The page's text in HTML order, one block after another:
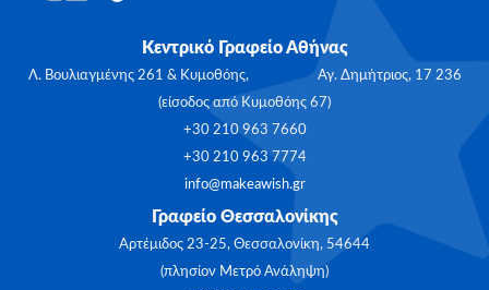
Κεντρικό Γραφείο Αθήνας
Λ. Βουλιαγμένης 261 & Κυμοθόης, Αγ. Δημήτριος, 17 236
(είσοδος από Κυμοθόης 67)
+30 210 963 7660
+30 210 963 7774
info@makeawish.gr
Γραφείο Θεσσαλονίκης
Αρτέμιδος 23-25, Θεσσαλονίκη, 54644
(πλησίον Μετρό Ανάληψη)